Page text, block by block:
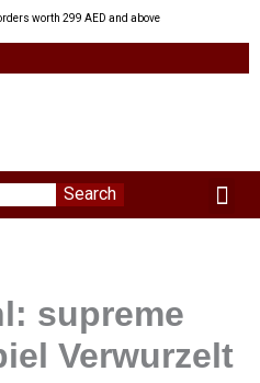
worth 299 AED and above
Search
supreme
Verwurzelt